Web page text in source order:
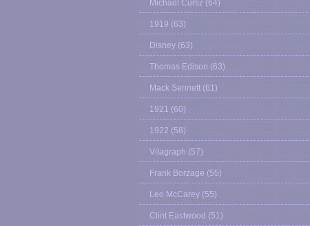
Michael Curtiz (64)
1919 (63)
Disney (63)
Thomas Edison (63)
Mack Sennett (61)
1921 (60)
1922 (58)
Vitagraph (57)
Frank Borzage (55)
Leo McCarey (55)
Clint Eastwood (51)